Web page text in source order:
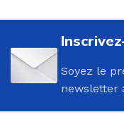
Soyez le
newsletter